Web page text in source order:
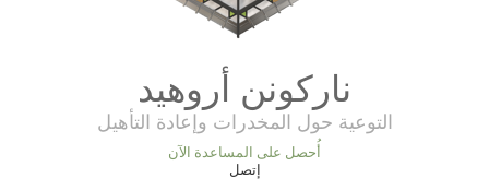
ناركونن أروهيد
التوعية حول المخدرات وإعادة التأهيل
أُحصل على المساعدة الآن
إتصل